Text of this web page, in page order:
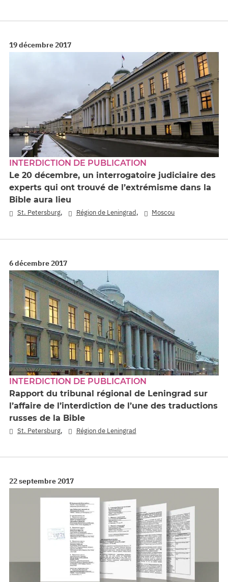
19 décembre 2017
INTERDICTION DE PUBLICATION
Le 20 décembre, un interrogatoire judiciaire des
experts qui ont trouvé de l’extrémisme dans la
Bible aura lieu
St. Petersburg, Région de Leningrad, Moscou
6 décembre 2017
INTERDICTION DE PUBLICATION
Rapport du tribunal régional de Leningrad sur
l’affaire de l’interdiction de l’une des traductions
russes de la Bible
St. Petersburg, Région de Leningrad
22 septembre 2017